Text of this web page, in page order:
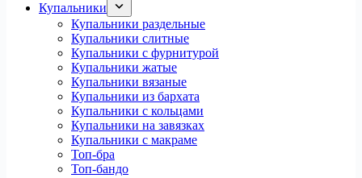
Купальники
Купальники раздельные
Купальники слитные
Купальники с фурнитурой
Купальники жатые
Купальники вязаные
Купальники из бархата
Купальники с кольцами
Купальники на завязках
Купальники с макраме
Топ-бра
Топ-бандо